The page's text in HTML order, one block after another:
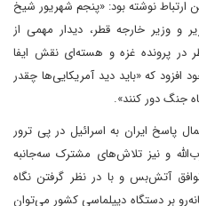
ارتباط نوشته بود‌: «پنجم شهریور‌ شیخ
و وزیر خارجه قطر، دیدار مهمی از
در پرونده غزه و هسته‌ای‌ نقش ایفا
که‌ «باید دید آمریکایی‌ها‌ چقدر
جنگ دور کنند».
پاسخ ایران به اسرائیل در پی ترور
و نیز تلاش‌های مشترک سه‌جانبه
آتش‌بس و با در نظر گرفتن نگاه
بر دستگاه دیپلماسی کشور می‌توان